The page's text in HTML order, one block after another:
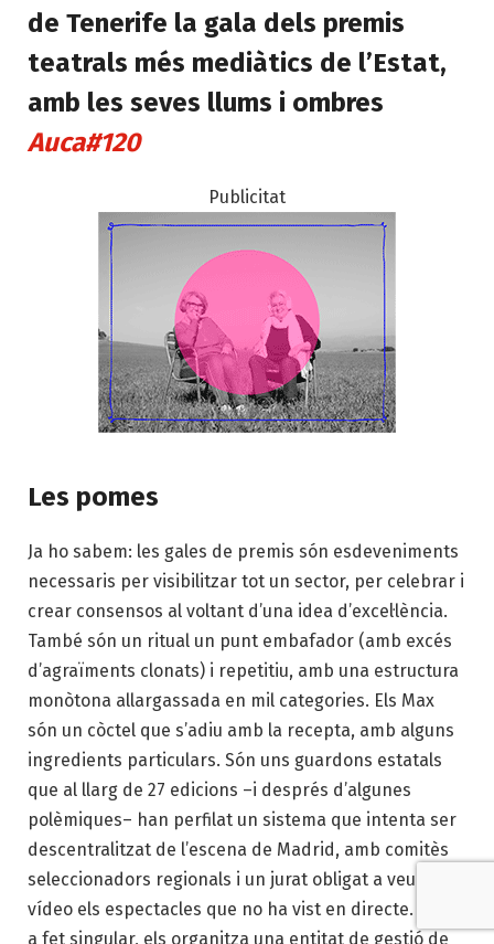
de Tenerife la gala dels premis
teatrals més mediàtics de l’Estat,
amb les seves llums i ombres
Auca#120
Publicitat
Les pomes
Ja ho sabem: les gales de premis són esdeveniments
necessaris per visibilitzar tot un sector, per celebrar i
crear consensos al voltant d’una idea d’excel·lència.
També són un ritual un punt embafador (amb excés
d’agraïments clonats) i repetitiu, amb una estructura
monòtona allargassada en mil categories. Els Max
són un còctel que s’adiu amb la recepta, amb alguns
ingredients particulars. Són uns guardons estatals
que al llarg de 27 edicions –i després d’algunes
polèmiques– han perfilat un sistema que intenta ser
descentralitzat de l’escena de Madrid, amb comitès
seleccionadors regionals i un jurat obligat a veure en
vídeo els espectacles que no ha vist en directe. Com
a fet singular, els organitza una entitat de gestió de